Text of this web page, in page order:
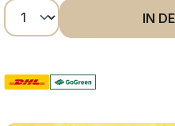
Produkt Anzahl: IN